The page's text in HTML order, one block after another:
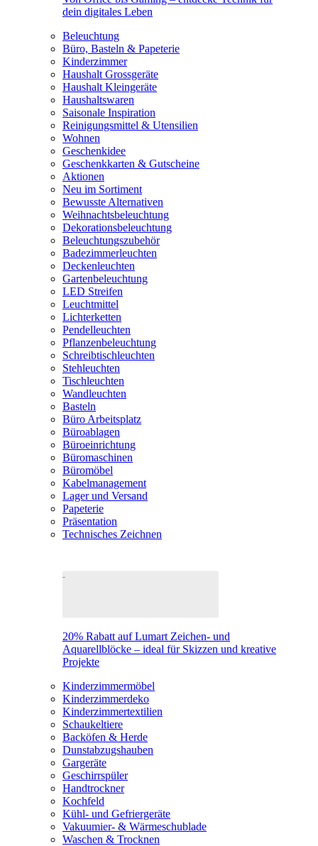
dein digitales Leben
Beleuchtung
Büro, Basteln & Papeterie
Kinderzimmer
Haushalt Grossgeräte
Haushalt Kleingeräte
Haushaltswaren
Saisonale Inspiration
Reinigungsmittel & Utensilien
Wohnen
Geschenkidee
Geschenkkarten & Gutscheine
Aktionen
Neu im Sortiment
Bewusste Alternativen
Weihnachtsbeleuchtung
Dekorationsbeleuchtung
Beleuchtungszubehör
Badezimmerleuchten
Deckenleuchten
Gartenbeleuchtung
LED Streifen
Leuchtmittel
Lichterketten
Pendelleuchten
Pflanzenbeleuchtung
Schreibtischleuchten
Stehleuchten
Tischleuchten
Wandleuchten
Basteln
Büro Arbeitsplatz
Büroablagen
Büroeinrichtung
Büromaschinen
Büromöbel
Kabelmanagement
Lager und Versand
Papeterie
Präsentation
Technisches Zeichnen
20% Rabatt auf Lumart Zeichen- und
Aquarellblöcke – ideal für Skizzen und kreative
Projekte
Kinderzimmermöbel
Kinderzimmerdeko
Kinderzimmertextilien
Schaukeltiere
Backöfen & Herde
Dunstabzugshauben
Gargeräte
Geschirrspüler
Handtrockner
Kochfeld
Kühl- und Gefriergeräte
Vakuumier- & Wärmeschublade
Waschen & Trocknen